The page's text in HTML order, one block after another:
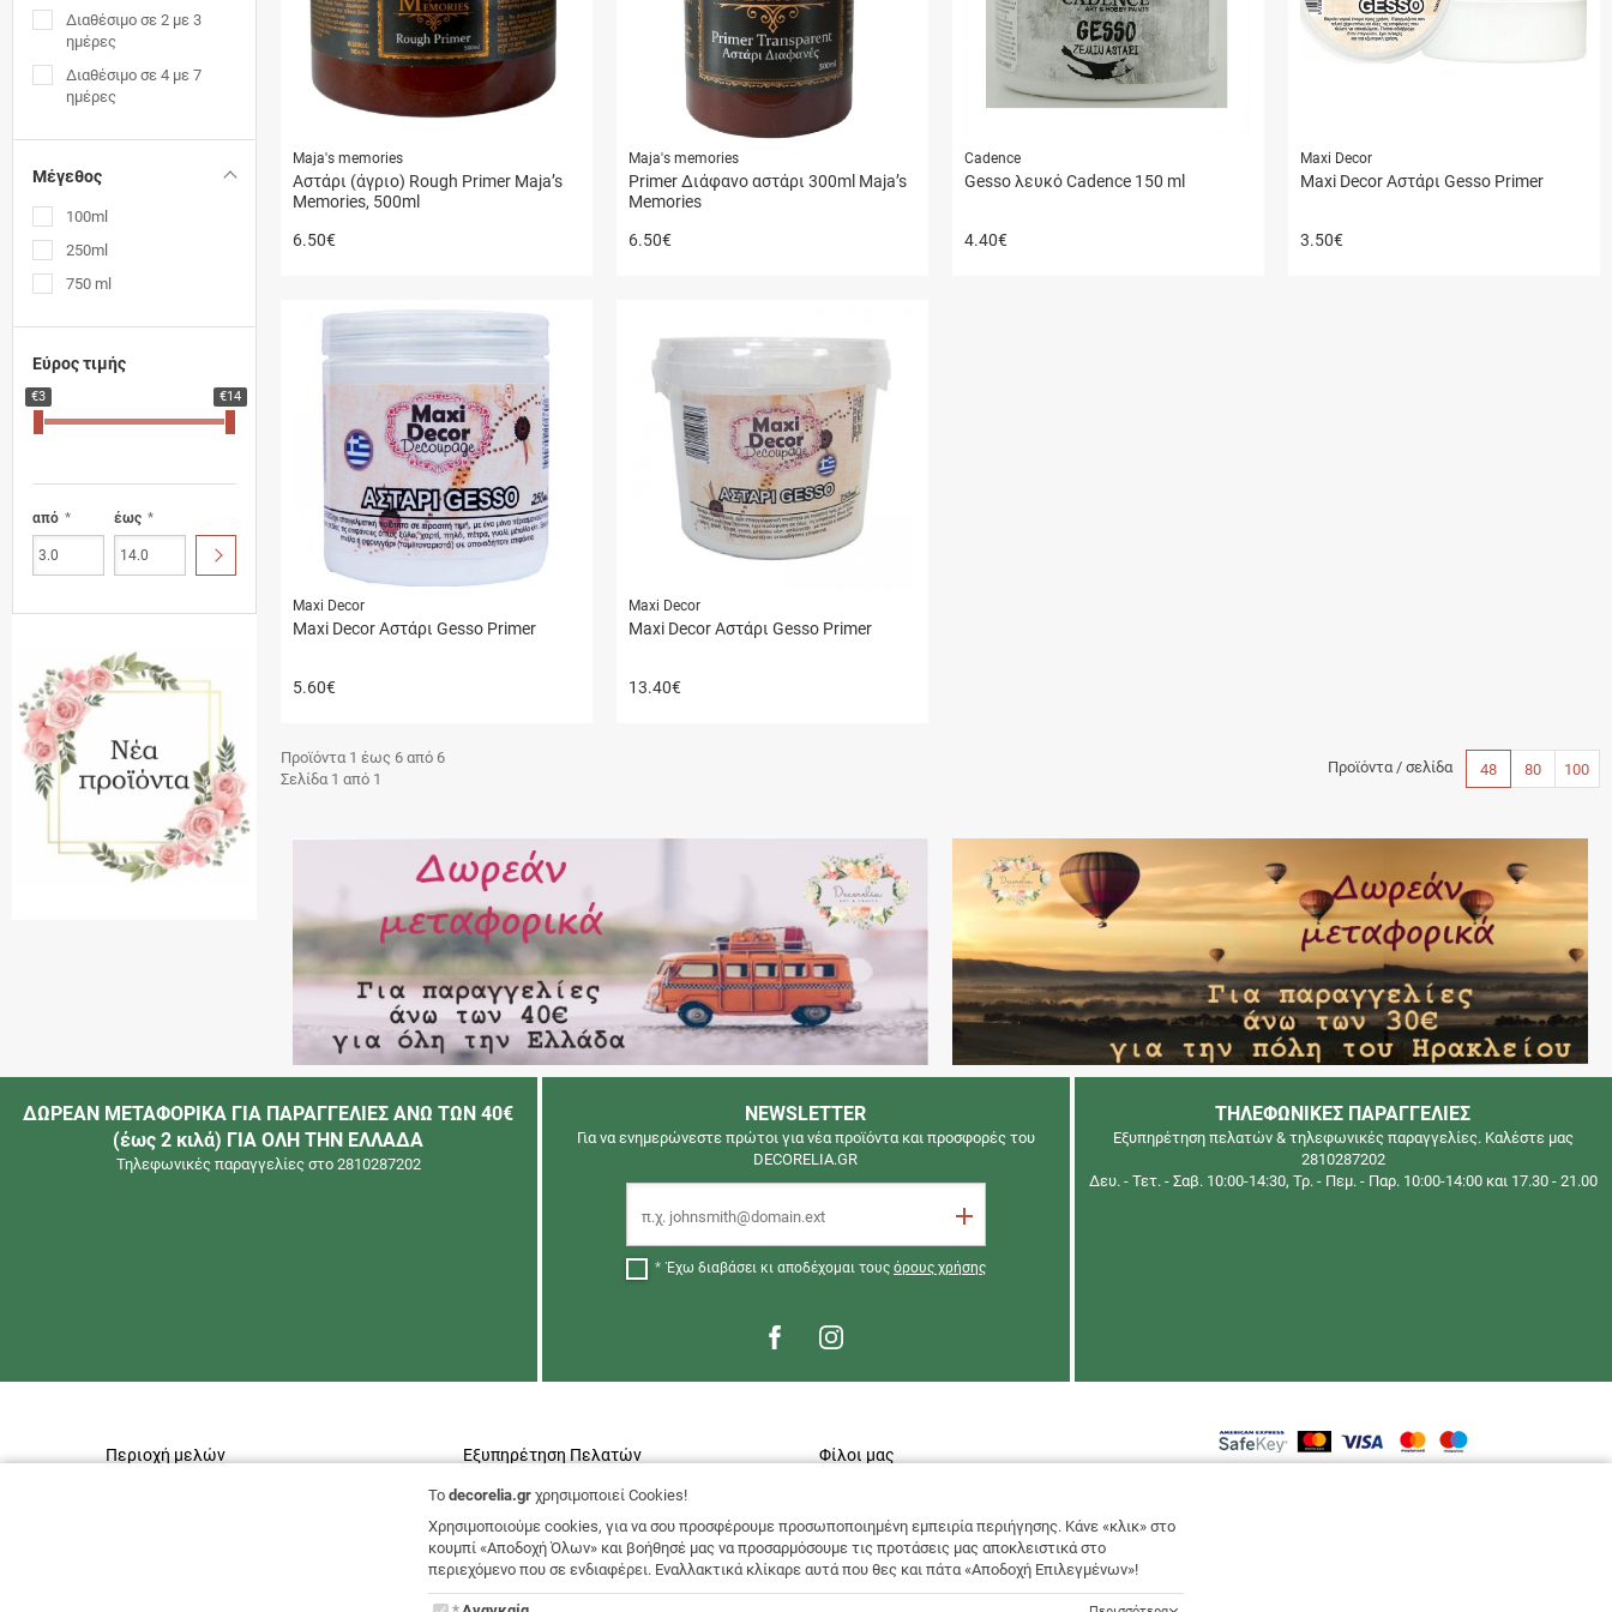
Διαθέσιμο σε 2 με 3
ημέρες
Διαθέσιμο σε 4 με 7
ημέρες
Μέγεθος
100ml
250ml
750 ml
Εύρος τιμής
€3 €14
από έως
ΥΠΟΒΟΛΗ
Maja's memories
Αστάρι (άγριο) Rough Primer Maja’s
Memories, 500ml
6.50€
Maja's memories
Primer Διάφανο αστάρι 300ml Maja’s
Memories
6.50€
Cadence
Gesso λευκό Cadence 150 ml
4.40€
Maxi Decor
Maxi Decor Αστάρι Gesso Primer
3.50€
Maxi Decor
Maxi Decor Αστάρι Gesso Primer
5.60€
Maxi Decor
Maxi Decor Αστάρι Gesso Primer
13.40€
Προϊόντα 1 έως 6 από 6
Σελίδα 1 από 1
Προϊόντα / σελίδα 48 80 100
ΔΩΡΕΑΝ ΜΕΤΑΦΟΡΙΚΑ ΓΙΑ ΠΑΡΑΓΓΕΛΙΕΣ ΑΝΩ ΤΩΝ 40€
(έως 2 κιλά) ΓΙΑ ΟΛΗ ΤΗΝ ΕΛΛΑΔΑ
Τηλεφωνικές παραγγελίες στο 2810287202
NEWSLETTER
Για να ενημερώνεστε πρώτοι για νέα προϊόντα και προσφορές του
DECORELIA.GR
Εγγραφή
Έχω διαβάσει κι αποδέχομαι τους όρους χρήσης
ΤΗΛΕΦΩΝΙΚΕΣ ΠΑΡΑΓΓΕΛΙΕΣ
Εξυπηρέτηση πελατών & τηλεφωνικές παραγγελίες. Καλέστε μας
2810287202
Δευ. - Τετ. - Σαβ. 10:00-14:30, Τρ. - Πεμ. - Παρ. 10:00-14:00 και 17.30 - 21.00
Περιοχή μελών Εξυπηρέτηση Πελατών
Όροι χρήσης
Πολιτική Απορρήτου
ΕΠΙΣΤΡΟΦΕΣ
Φίλοι μας
Art Gallery
Λίγα λόγια για εμάς
To decorelia.gr χρησιμοποιεί Cookies!
Χρησιμοποιούμε cookies, για να σου προσφέρουμε προσωποποιημένη εμπειρία περιήγησης. Κάνε «κλικ» στο
κουμπί «Αποδοχή Όλων» και βοήθησέ μας να προσαρμόσουμε τις προτάσεις μας αποκλειστικά στο
περιεχόμενο που σε ενδιαφέρει. Εναλλακτικά κλίκαρε αυτά που θες και πάτα «Αποδοχή Επιλεγμένων»!